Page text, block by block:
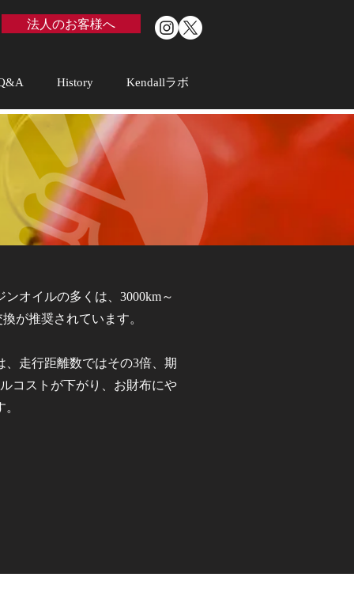
法人のお客様へ
History Kendallラボ
オイルの多くは、3000km～
が推奨されています。
走行距離数ではその3倍、期
コストが下がり、お財布にや